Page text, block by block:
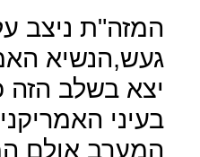
המזה"ת ניצב
געש,הנשיא
יצא בשלב הזה
בעיני
המערב אולם